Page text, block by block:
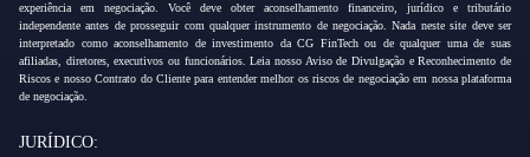
experiência em negociação. Você deve obter aconselhamento financeiro, jurídico e tributário
independente antes de prosseguir com qualquer instrumento de negociação. Nada neste site deve ser
interpretado como aconselhamento de investimento da CG FinTech ou de qualquer uma de suas
afiliadas, diretores, executivos ou funcionários. Leia nosso Aviso de Divulgação e Reconhecimento de
Riscos e nosso Contrato do Cliente para entender melhor os riscos de negociação em nossa plataforma
de negociação.
JURÍDICO: